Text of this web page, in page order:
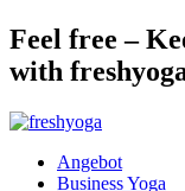
Feel free –
with
Angebot
Business Yoga